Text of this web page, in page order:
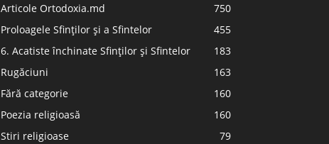
Articole Ortodoxia.md
750
Proloagele Sfinților și a Sfintelor
455
6. Acatiste închinate Sfinților și Sfintelor
183
Rugăciuni
163
Fără categorie
160
Poezia religioasă
160
Stiri religioase
79